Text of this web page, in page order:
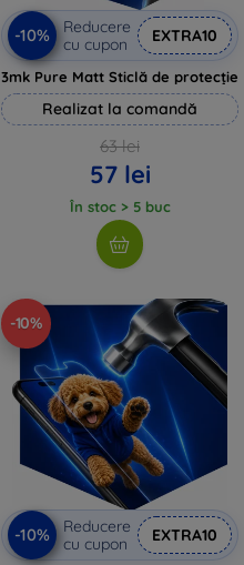
-10%
Reducere
cu cupon
EXTRA10
3mk Pure Matt Sticlă de protecție
Realizat la comandă
63 lei
57 lei
În stoc > 5 buc
-10%
-10%
Reducere
cu cupon
EXTRA10